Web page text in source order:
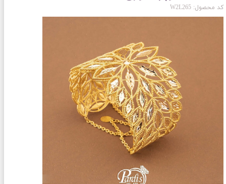
کد محصول: W2L265